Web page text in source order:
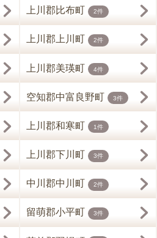
上川郡比布町 2件
上川郡上川町 2件
上川郡美瑛町 4件
空知郡中富良野町 3件
上川郡和寒町 1件
上川郡下川町 3件
中川郡中川町 2件
留萌郡小平町 3件